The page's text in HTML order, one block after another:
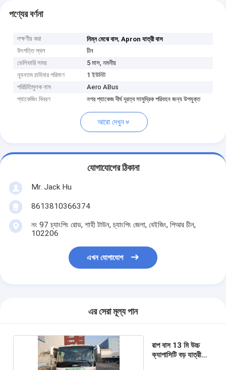
পণ্যের বর্ণনা
লক্ষণীয় করা নিম্ন মেঝে বাস,Apron যাত্রী বাস
উৎপত্তি স্থল
চীন
ডেলিভারি সময়
5 মাস, নমনীয়
ন্যূনতম চাহিদার পরিমাণ
1 ইউনিট
পরিচিতিমুলক নাম
Aero ABus
প্যাকেজিং বিবরণ
নগর প্যাকেজ দীর্ঘ দূরত্ব সামুদ্রিক পরিবহন জন্য উপযুক্ত
আরো দেখুন
যোগাযোগের ঠিকানা
Mr. Jack Hu
8613810366374
নং 97 চ্যাংপিং রোড, শাহী টাউন, চ্যাংপিং জেলা, বেইজিং, পিআর চীন,
102206
এখন যোগাযোগ
এর সেরা মূল্য পান
রাপ বাস 13 মি উচ্চ
ক্যাপাসিটি বড় যাত্রী